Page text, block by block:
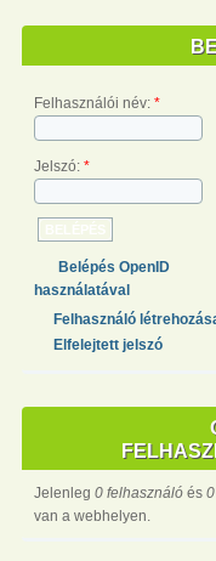
Felhasználói név: *
Jelszó: *
Belépés OpenID
használatával
Felhasználó
Elfelejtett jelszó
Jelenleg 0 felhasználó és
van a webhelyen.